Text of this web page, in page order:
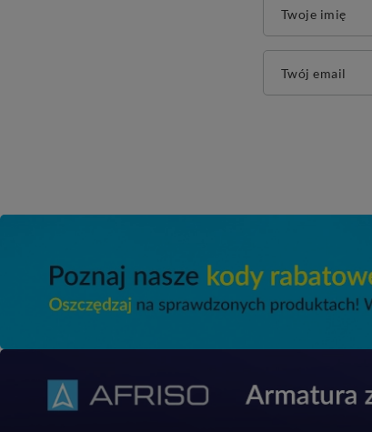
Twoje imię
Twój email